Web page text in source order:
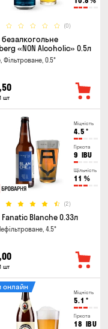
(0)
«NON Alcoholic» 0.5л
Фільтроване, 0.5°
,50
шт
Міцність
4.5 °
Гіркота
9 IBU
Щільність
11 %
(2)
Blanche 0.33л
4.5°
,00
шт
Міцність
5.1 °
Гіркота
18 IBU
онлайн